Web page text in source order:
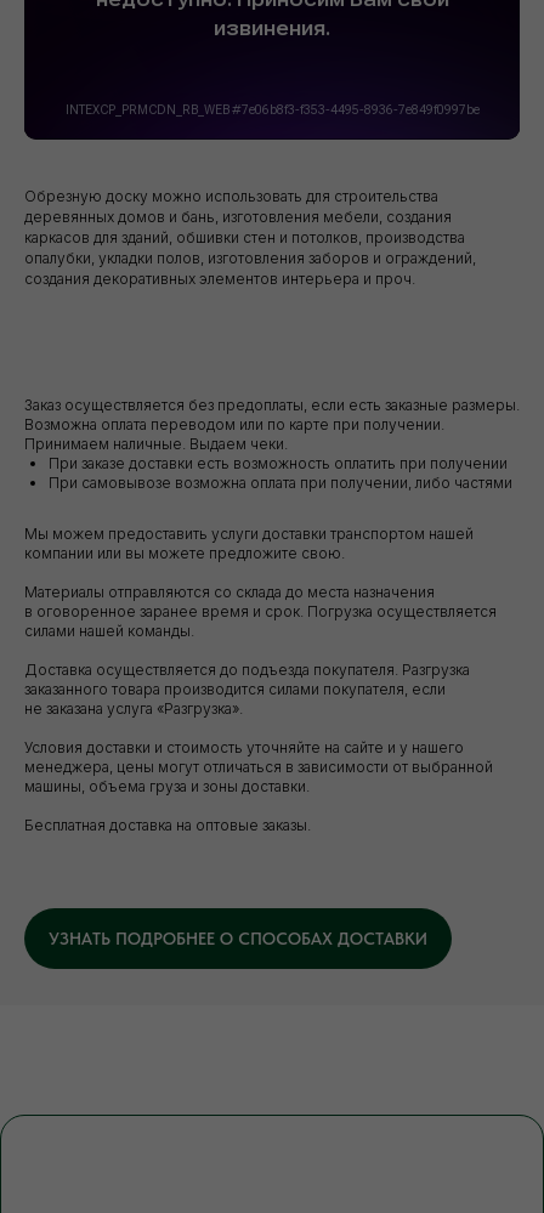
Обрезную доску можно использовать для строительства
деревянных домов и бань, изготовления мебели, создания
каркасов для зданий, обшивки стен и потолков, производства
опалубки, укладки полов, изготовления заборов и ограждений,
создания декоративных элементов интерьера и проч.
Заказ осуществляется без предоплаты, если есть заказные размеры.
Возможна оплата переводом или по карте при получении.
Принимаем наличные. Выдаем чеки.
При заказе доставки есть возможность оплатить при получении
При самовывозе возможна оплата при получении, либо частями
Мы можем предоставить услуги доставки транспортом нашей
компании или вы можете предложите свою.
Материалы отправляются со склада до места назначения
в оговоренное заранее время и срок. Погрузка осуществляется
силами нашей команды.
Доставка осуществляется до подъезда покупателя. Разгрузка
заказанного товара производится силами покупателя, если
не заказана услуга «Разгрузка».
Условия доставки и стоимость уточняйте на сайте и у нашего
менеджера, цены могут отличаться в зависимости от выбранной
машины, объема груза и зоны доставки.
Бесплатная доставка на оптовые заказы.
УЗНАТЬ ПОДРОБНЕЕ О СПОСОБАХ ДОСТАВКИ
+7
Уточните вопросы у нашего
специалиста